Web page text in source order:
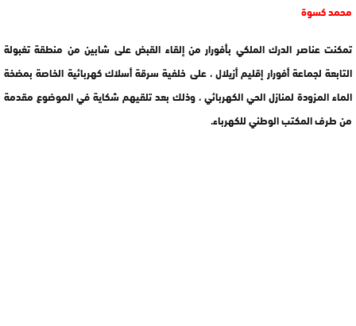
محمد كسوة
تمكنت عناصر الدرك الملكي بأفورار من إلقاء القبض على شابين من منطقة تغبولة
التابعة لجماعة أفورار إقليم أزيلال ، على خلفية سرقة أسلاك كهربائية الخاصة بمضخة
الماء المزودة لمنازل الحي الكهربائي ، وذلك بعد تلقيهم شكاية في الموضوع مقدمة
من طرف المكتب الوطني للكهرباء.